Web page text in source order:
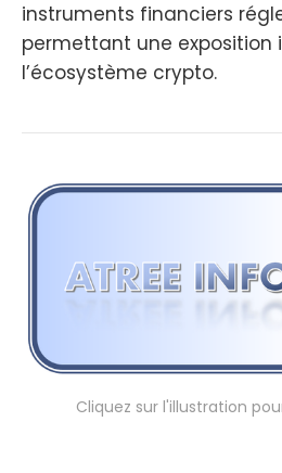
instruments financiers
permettant une exposition
l’écosystème crypto.
Cliquez sur l'illustration